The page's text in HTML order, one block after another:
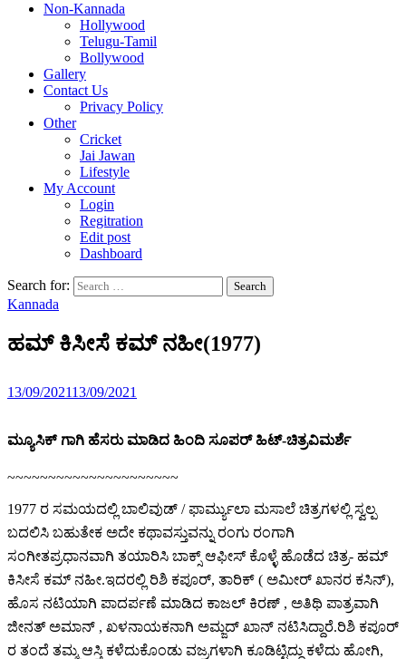
Non-Kannada
Hollywood
Telugu-Tamil
Bollywood
Gallery
Contact Us
Privacy Policy
Other
Cricket
Jai Jawan
Lifestyle
My Account
Login
Regitration
Edit post
Dashboard
Search for:
Kannada
ಹಮ್ ಕಿಸೀಸೆ ಕಮ್ ನಹೀ(1977)
13/09/202113/09/2021
ಮ್ಯೂಸಿಕ್ ಗಾಗಿ ಹೆಸರು ಮಾಡಿದ ಹಿಂದಿ ಸೂಪರ್ ಹಿಟ್-ಚಿತ್ರವಿಮರ್ಶೆ
~~~~~~~~~~~~~~~~~~~~~
1977 ರ ಸಮಯದಲ್ಲಿ ಬಾಲಿವುಡ್ / ಫಾರ್ಮ್ಯುಲಾ ಮಸಾಲೆ ಚಿತ್ರಗಳಲ್ಲಿ ಸ್ವಲ್ಪ
ಬದಲಿಸಿ ಬಹುತೇಕ ಅದೇ ಕಥಾವಸ್ತುವನ್ನು ರಂಗು ರಂಗಾಗಿ
ಸಂಗೀತಪ್ರಧಾನವಾಗಿ ತಯಾರಿಸಿ ಬಾಕ್ಸ್ ಆಫೀಸ್ ಕೊಳ್ಳೆ ಹೊಡೆದ ಚಿತ್ರ- ಹಮ್
ಕಿಸೀಸೆ ಕಮ್ ನಹೀ.ಇದರಲ್ಲಿ ರಿಶಿ ಕಪೂರ್, ತಾರಿಕ್ ( ಅಮೀರ್ ಖಾನರ ಕಸಿನ್),
ಹೊಸ ನಟಿಯಾಗಿ ಪಾದರ್ಪಣೆ ಮಾಡಿದ ಕಾಜಲ್ ಕಿರಣ್ , ಅತಿಥಿ ಪಾತ್ರವಾಗಿ
ಜೀನತ್ ಅಮಾನ್ , ಖಳನಾಯಕನಾಗಿ ಅಮ್ಜದ್ ಖಾನ್ ನಟಿಸಿದ್ದಾರೆ.ರಿಶಿ ಕಪೂರ್
ರ ತಂದೆ ತಮ್ಮ ಆಸ್ತಿ ಕಳೆದುಕೊಂಡು ವಜ್ರಗಳಾಗಿ ಕೂಡಿಟ್ಟಿದ್ದು ಕಳೆದು ಹೋಗಿ,